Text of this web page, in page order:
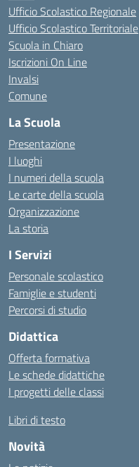
Ufficio Scolastico Regionale
Ufficio Scolastico Territoriale
Scuola in Chiaro
Iscrizioni On Line
Invalsi
Comune
La Scuola
Presentazione
I luoghi
I numeri della scuola
Le carte della scuola
Organizzazione
La storia
I Servizi
Personale scolastico
Famiglie e studenti
Percorsi di studio
Didattica
Offerta formativa
Le schede didattiche
I progetti delle classi
Libri di testo
Novità